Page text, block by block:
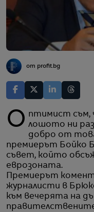
от profit.bg
Оптимист съм, че всички разбират, че най- лошото ни
добро от
премиерът Бойко
съвет, който
еврозоната.
Премиерът
журналисти в
към вечерята на